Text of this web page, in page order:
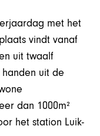
met het
vindt vanaf
uit twaalf
uit de
dan 1000m²
het station Luik-